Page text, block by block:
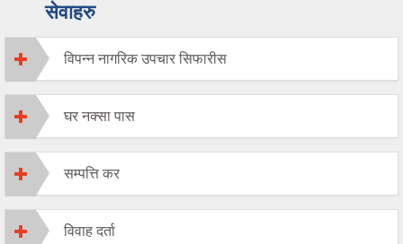
सेवाहरु
विपन्न नागरिक उपचार सिफारीस
घर नक्सा पास
सम्पत्ति कर
विवाह दर्ता